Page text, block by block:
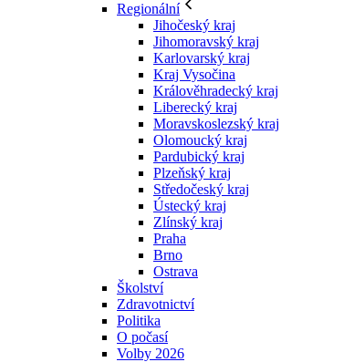
Regionální
Jihočeský kraj
Jihomoravský kraj
Karlovarský kraj
Kraj Vysočina
Králověhradecký kraj
Liberecký kraj
Moravskoslezský kraj
Olomoucký kraj
Pardubický kraj
Plzeňský kraj
Středočeský kraj
Ústecký kraj
Zlínský kraj
Praha
Brno
Ostrava
Školství
Zdravotnictví
Politika
O počasí
Volby 2026